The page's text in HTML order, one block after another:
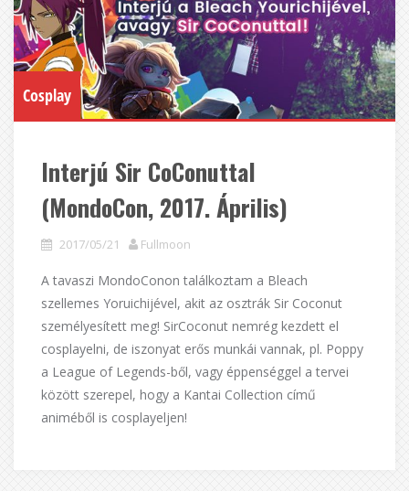
Cosplay
Interjú Sir CoConuttal
(MondoCon, 2017. Április)
2017/05/21 Fullmoon
A tavaszi MondoConon találkoztam a Bleach
szellemes Yoruichijével, akit az osztrák Sir Coconut
személyesített meg! SirCoconut nemrég kezdett el
cosplayelni, de iszonyat erős munkái vannak, pl. Poppy
a League of Legends-ből, vagy éppenséggel a tervei
között szerepel, hogy a Kantai Collection című
animéből is cosplayeljen!